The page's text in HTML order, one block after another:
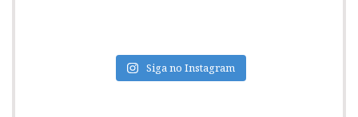
Siga no Instagram